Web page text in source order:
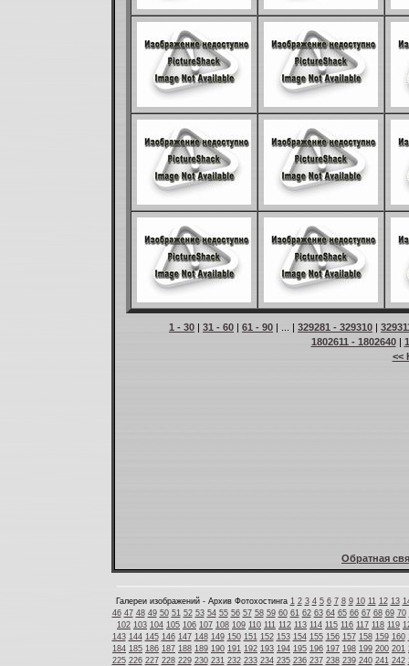
1 - 30 | 31 - 60 | 61 - 90 | ... | 329281 - 329310 |
1802611 - 1802640|
<<
Обратная
Галереи изображений - Архив Фотохостинга 1 2 3 4 5 6 7 8 9 10 11 12 13
46 47 48 49 50 51 52 53 54 55 56 57 58 59 60 61 62 63 64 65 66 67 68 69 70
102 103 104 105 106 107 108 109 110 111 112 113 114 115 116 117 118 119
143 144 145 146 147 148 149 150 151 152 153 154 155 156 157 158 159 160
184 185 186 187 188 189 190 191 192 193 194 195 196 197 198 199 200 201
225 226 227 228 229 230 231 232 233 234 235 236 237 238 239 240 241 242